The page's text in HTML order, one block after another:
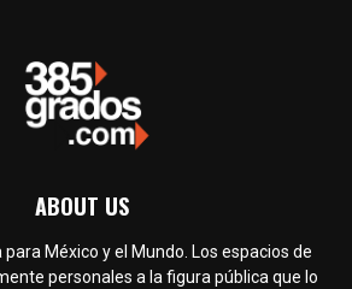
ABOUT US
para México y el Mundo. Los espacios de
personales a la figura pública que lo